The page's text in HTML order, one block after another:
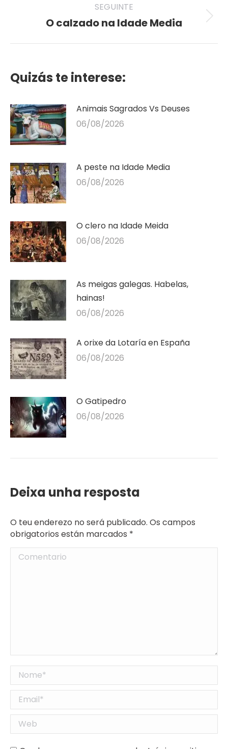
SEGUINTE
Seguinte
O calzado na Idade Media
Quizás te interese:
Animais Sagrados Vs Deuses
06/08/2026
A peste na Idade Media
06/08/2026
O clero na Idade Meida
06/08/2026
As meigas galegas. Habelas,
hainas!
06/08/2026
A orixe da Lotaría en España
06/08/2026
O Gatipedro
06/08/2026
Deixa unha resposta
O teu enderezo no será publicado. Os campos
obrigatorios están marcados *
Comentario
Nome *
Email *
Web